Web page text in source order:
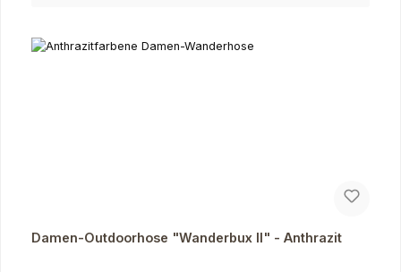
Damen-Outdoorhose "Wanderbux II" - Anthrazit